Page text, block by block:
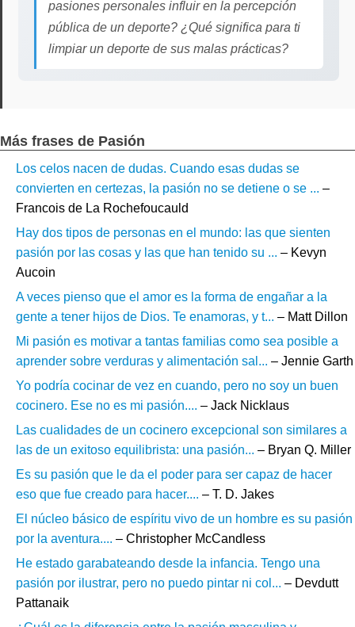
pasiones personales influir en la percepción
pública de un deporte? ¿Qué significa para ti
limpiar un deporte de sus malas prácticas?
Más frases de Pasión
Los celos nacen de dudas. Cuando esas dudas se
convierten en certezas, la pasión no se detiene o se ... –
Francois de La Rochefoucauld
Hay dos tipos de personas en el mundo: las que sienten
pasión por las cosas y las que han tenido su ... – Kevyn
Aucoin
A veces pienso que el amor es la forma de engañar a la
gente a tener hijos de Dios. Te enamoras, y t... – Matt Dillon
Mi pasión es motivar a tantas familias como sea posible a
aprender sobre verduras y alimentación sal... – Jennie Garth
Yo podría cocinar de vez en cuando, pero no soy un buen
cocinero. Ese no es mi pasión.... – Jack Nicklaus
Las cualidades de un cocinero excepcional son similares a
las de un exitoso equilibrista: una pasión... – Bryan Q. Miller
Es su pasión que le da el poder para ser capaz de hacer
eso que fue creado para hacer.... – T. D. Jakes
El núcleo básico de espíritu vivo de un hombre es su pasión
por la aventura.... – Christopher McCandless
He estado garabateando desde la infancia. Tengo una
pasión por ilustrar, pero no puedo pintar ni col... – Devdutt
Pattanaik